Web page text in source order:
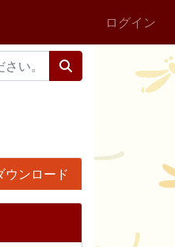
ログイン
ウンロード